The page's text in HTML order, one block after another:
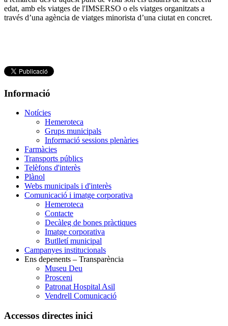
edat, amb els viatges de l'IMSERSO o els viatges organitzats a
través d’una agència de viatges minorista d’una ciutat en concret.
Informació
Notícies
Hemeroteca
Grups municipals
Informació sessions plenàries
Farmàcies
Transports públics
Telèfons d'interès
Plànol
Webs municipals i d'interès
Comunicació i imatge corporativa
Hemeroteca
Contacte
Decàleg de bones pràctiques
Imatge corporativa
Butlletí municipal
Campanyes institucionals
Ens depenents – Transparència
Museu Deu
Prosceni
Patronat Hospital Asil
Vendrell Comunicació
Accessos directes inici